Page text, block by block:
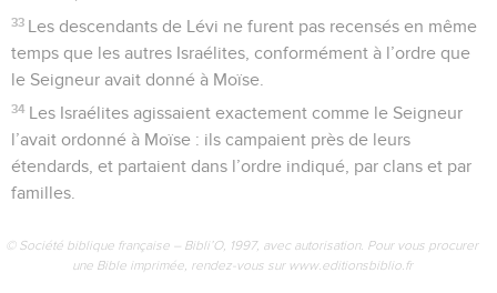
33 Les descendants de Lévi ne furent pas recensés en même
temps que les autres Israélites, conformément à l’ordre que
le Seigneur avait donné à Moïse.
34 Les Israélites agissaient exactement comme le Seigneur
l’avait ordonné à Moïse : ils campaient près de leurs
étendards, et partaient dans l’ordre indiqué, par clans et par
familles.
© Société biblique française – Bibli’O, 1997, avec autorisation. Pour vous procurer
une Bible imprimée, rendez-vous sur www.editionsbiblio.fr